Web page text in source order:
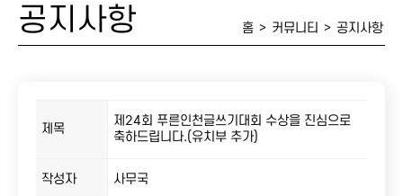
행사개요 대회안내 / 시상
공지사항 홈 > 커뮤니티 > 공지사항
제목
제24회 푸른인천글쓰기대회 수상을 진심으로
축하드립니다.(유치부 추가)
작성자 사무국